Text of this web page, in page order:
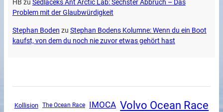
HB zu Sedlaceks Ant Arctic Lab: Sechster Abbruch – Das
Problem mit der Glaubwürdigkeit
Stephan Boden zu Stephan Bodens Kolumne: Wenn du ein Boot
kaufst, von dem du noch nie zuvor etwas gehört hast
Kollision The Ocean Race IMOCA Volvo Ocean Race